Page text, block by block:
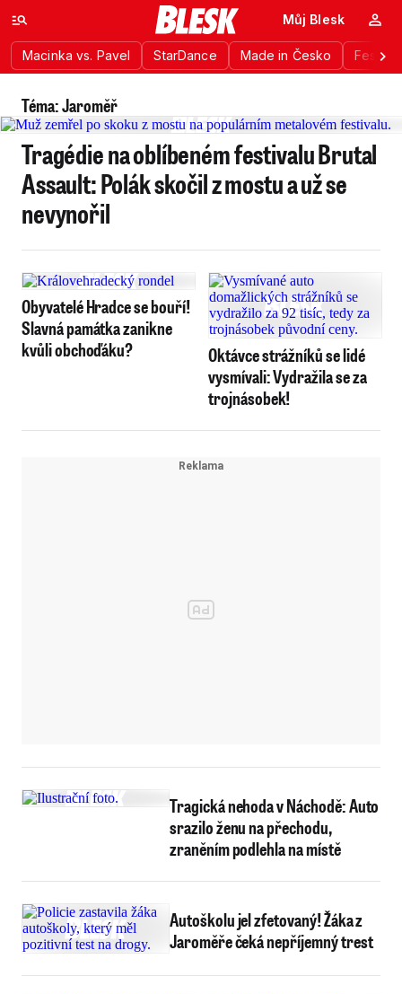
Macinka vs. Pavel StarDance Made in Česko
Můj Blesk
Téma: Jaroměř
Tragédie na oblíbeném festivalu Brutal
Assault: Polák skočil z mostu a už se
nevynořil
Obyvatelé Hradce se bouří!
Slavná památka zanikne
kvůli obchoďáku?
Oktávce strážníků se lidé
vysmívali: Vydražila se za
trojnásobek!
Tragická nehoda v Náchodě: Auto
srazilo ženu na přechodu,
zraněním podlehla na místě
Autoškolu jel zfetovaný! Žáka z
Jaroměře čeká nepříjemný trest